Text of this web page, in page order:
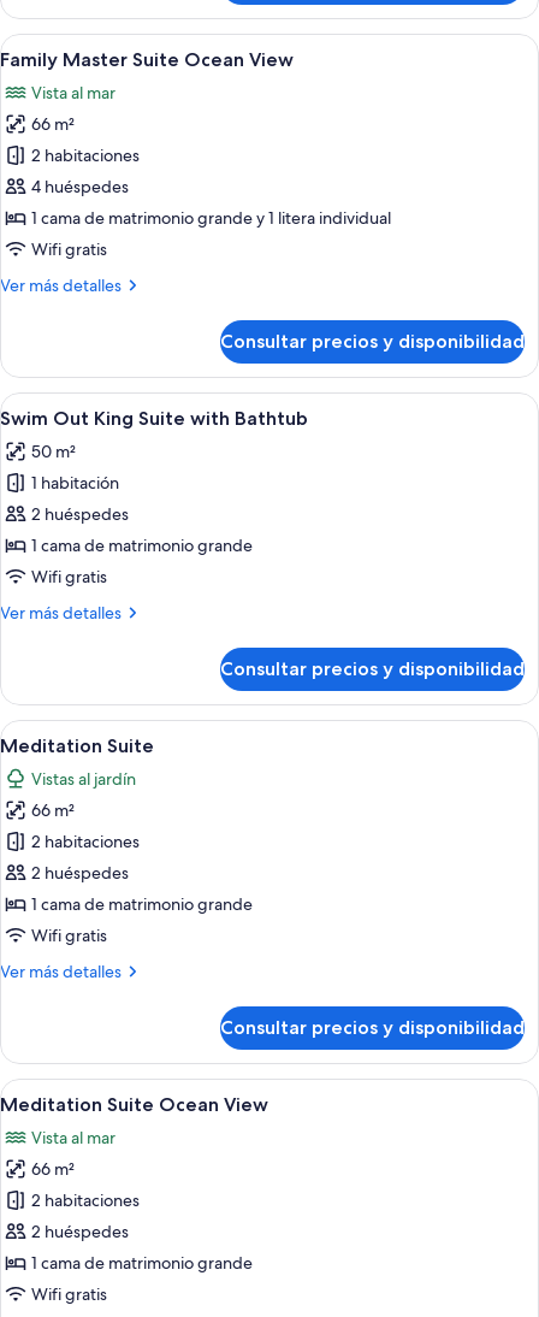
Suite
Ocean
View
Abrir
todas
las
fotos
de
Family
Master
Suite
View
Un hotel moderno con una bañera
8
Family Master Suite Ocean View
Vista al mar
66 m²
2 habitaciones
4 huéspedes
1 cama de matrimonio grande y 1 litera individual
Wifi gratis
Ver más detalles
Más
Master
Suite
Ocean
Consultar precios y disponibilidad
Abrir
todas
las
fotos
de
Swim
Out
Suite
Habitación de hotel moderna con
6
Swim Out King Suite with Bathtub
50 m²
1 habitación
2 huéspedes
1 cama de matrimonio grande
Wifi gratis
Ver más detalles
Más
Out
King
Suite
with
Bathtub
Consultar precios y disponibilidad
Abrir
todas
las
fotos
de
Meditation
Suite
Habitación de hotel con cama,
7
Meditation Suite
Vistas al jardín
66 m²
2 habitaciones
2 huéspedes
1 cama de matrimonio grande
Wifi gratis
Ver más detalles
Más
Suite
Consultar precios y disponibilidad
Abrir
todas
las
fotos
de
Meditation
Suite
Ocean
Un hotel moderno con una bañera
8
Meditation Suite Ocean View
Vista al mar
66 m²
2 habitaciones
2 huéspedes
1 cama de matrimonio grande
Wifi gratis